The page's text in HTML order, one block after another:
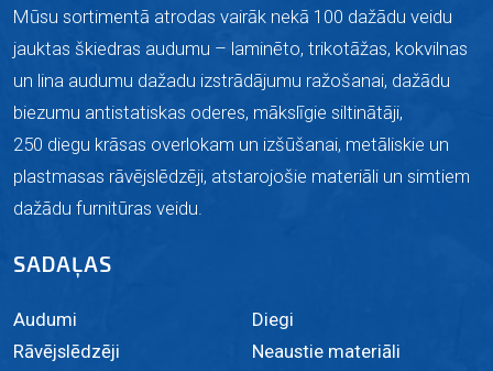
Mūsu sortimentā atrodas vairāk nekā 100 dažādu veidu
jauktas škiedras audumu – laminēto, trikotāžas, kokvilnas
un lina audumu dažadu izstrādājumu ražošanai, dažādu
biezumu antistatiskas oderes, mākslīgie siltinātāji,
250 diegu krāsas overlokam un izšūšanai, metāliskie un
plastmasas rāvējslēdzēji, atstarojošie materiāli un simtiem
dažādu furnitūras veidu.
SADAĻAS
Audumi
Diegi
Rāvējslēdzēji
Neaustie materiāli